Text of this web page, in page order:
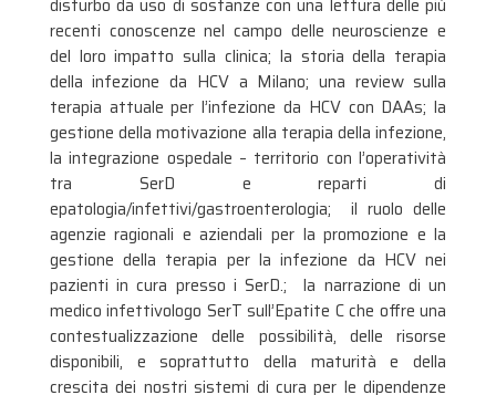
recenti conoscenze nel campo delle neuroscienze e
del loro impatto sulla clinica; la storia della terapia
della infezione da HCV a Milano; una review sulla
terapia attuale per l’infezione da HCV con DAAs; la
gestione della motivazione alla terapia della infezione,
la integrazione ospedale – territorio con l’operatività
tra SerD e reparti di
epatologia/infettivi/gastroenterologia; il ruolo delle
agenzie ragionali e aziendali per la promozione e la
gestione della terapia per la infezione da HCV nei
pazienti in cura presso i SerD.; la narrazione di un
medico infettivologo SerT sull’Epatite C che offre una
contestualizzazione delle possibilità, delle risorse
disponibili, e soprattutto della maturità e della
crescita dei nostri sistemi di cura per le dipendenze